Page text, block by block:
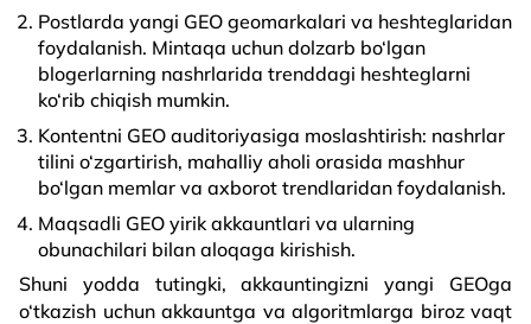
Postlarda yangi GEO geomarkalari va heshteglaridan
foydalanish. Mintaqa uchun dolzarb bo‘lgan
blogerlarning nashrlarida trenddagi heshteglarni
ko‘rib chiqish mumkin.
Kontentni GEO auditoriyasiga moslashtirish: nashrlar
tilini o‘zgartirish, mahalliy aholi orasida mashhur
bo‘lgan memlar va axborot trendlaridan foydalanish.
Maqsadli GEO yirik akkauntlari va ularning
obunachilari bilan aloqaga kirishish.
Shuni yodda tutingki, akkauntingizni yangi GEOga
o‘tkazish uchun akkauntga va algoritmlarga biroz vaqt